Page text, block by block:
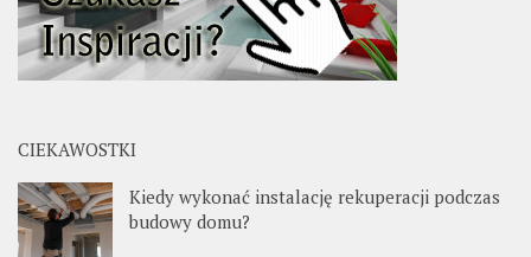
CIEKAWOSTKI
Kiedy wykonać instalację rekuperacji podczas
budowy domu?